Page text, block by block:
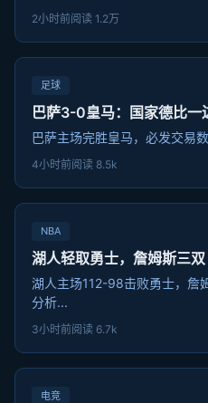
2小时前阅读 1.2万
足球
巴萨3-0皇马：国家德比一
巴萨主场完胜皇马，必发交易
4小时前阅读 8.5k
NBA
湖人轻取勇士，詹姆斯三
湖人主场112-98击败勇士，詹
分析...
3小时前阅读 6.7k
电竞